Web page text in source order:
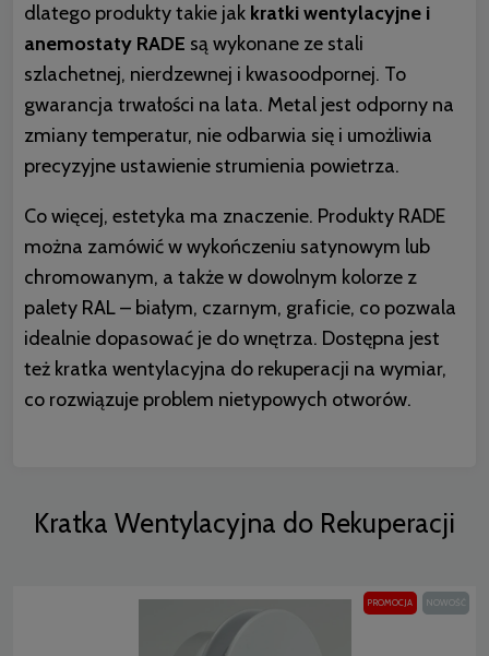
dlatego produkty takie jak kratki wentylacyjne i
anemostaty RADE są wykonane ze stali
szlachetnej, nierdzewnej i kwasoodpornej. To
gwarancja trwałości na lata. Metal jest odporny na
zmiany temperatur, nie odbarwia się i umożliwia
precyzyjne ustawienie strumienia powietrza.
Co więcej, estetyka ma znaczenie. Produkty RADE
można zamówić w wykończeniu satynowym lub
chromowanym, a także w dowolnym kolorze z
palety RAL – białym, czarnym, graficie, co pozwala
idealnie dopasować je do wnętrza. Dostępna jest
też kratka wentylacyjna do rekuperacji na wymiar,
co rozwiązuje problem nietypowych otworów.
Kratka Wentylacyjna do Rekuperacji
PROMOCJA NOWOŚĆ